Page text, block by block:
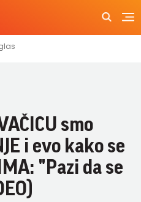
smo
i evo kako se
"Pazi da se